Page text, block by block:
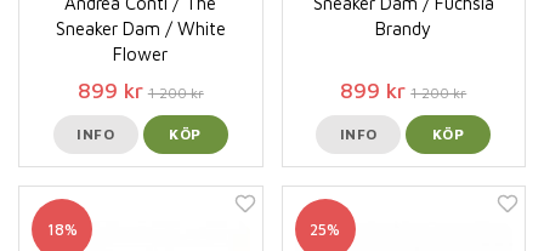
Sneaker Dam / White
Flower
899 kr 1 200 kr
INFO KÖP
Brandy
899 kr 1 200 kr
INFO KÖP
18% 25%